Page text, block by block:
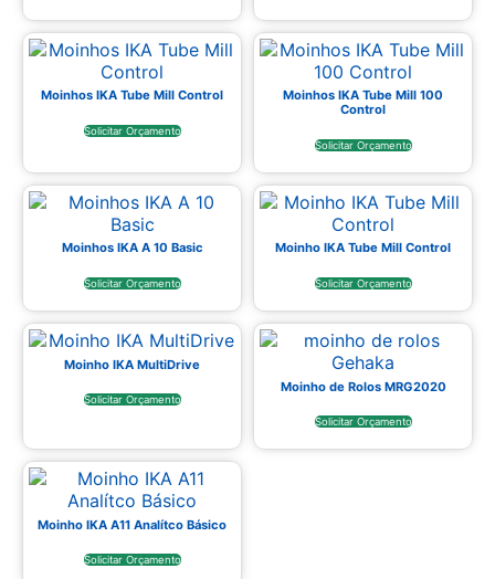
Moinhos IKA Tube Mill Control
Solicitar Orçamento
Moinhos IKA Tube Mill 100
Control
Solicitar Orçamento
Moinhos IKA A 10 Basic
Solicitar Orçamento
Moinho IKA Tube Mill Control
Solicitar Orçamento
Moinho IKA MultiDrive
Solicitar Orçamento
Moinho de Rolos MRG2020
Solicitar Orçamento
Moinho IKA A11 Analítco Básico
Solicitar Orçamento